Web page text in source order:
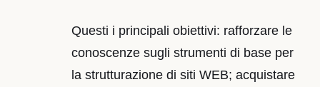
Questi i principali obiettivi: rafforzare le
conoscenze sugli strumenti di base per
la strutturazione di siti WEB; acquistare